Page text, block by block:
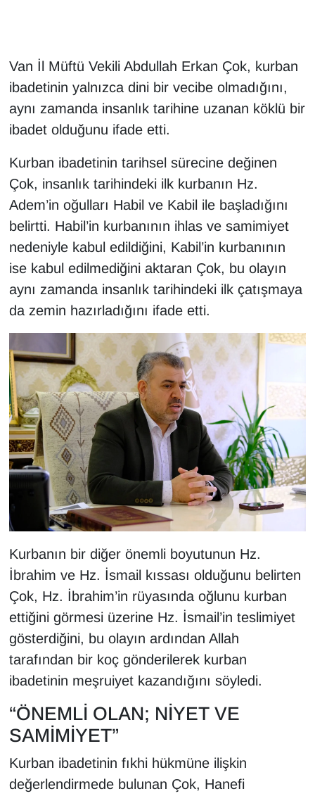
Van İl Müftü Vekili Abdullah Erkan Çok, kurban
ibadetinin yalnızca dini bir vecibe olmadığını,
aynı zamanda insanlık tarihine uzanan köklü bir
ibadet olduğunu ifade etti.
Kurban ibadetinin tarihsel sürecine değinen
Çok, insanlık tarihindeki ilk kurbanın Hz.
Adem’in oğulları Habil ve Kabil ile başladığını
belirtti. Habil’in kurbanının ihlas ve samimiyet
nedeniyle kabul edildiğini, Kabil’in kurbanının
ise kabul edilmediğini aktaran Çok, bu olayın
aynı zamanda insanlık tarihindeki ilk çatışmaya
da zemin hazırladığını ifade etti.
Kurbanın bir diğer önemli boyutunun Hz.
İbrahim ve Hz. İsmail kıssası olduğunu belirten
Çok, Hz. İbrahim’in rüyasında oğlunu kurban
ettiğini görmesi üzerine Hz. İsmail’in teslimiyet
gösterdiğini, bu olayın ardından Allah
tarafından bir koç gönderilerek kurban
ibadetinin meşruiyet kazandığını söyledi.
“ÖNEMLİ OLAN; NİYET VE
SAMİMİYET”
Kurban ibadetinin fıkhi hükmüne ilişkin
değerlendirmede bulunan Çok, Hanefi
İngilizce
Kadın
Kamu Alımları
Kim Kimdir?
Kültür & Sanat
KURDÎ
MAGAZİN
MEDYA
ONE EKONOMİ
POLİTİKA
Resmi İlanlar
RÖPORTAJ
SAĞLIK
Seri İlan
Sinema - TV
SİYASET
SPOR
TEBRİK
TEKNOLOJİ
Turizm
VAN'DA SPOR